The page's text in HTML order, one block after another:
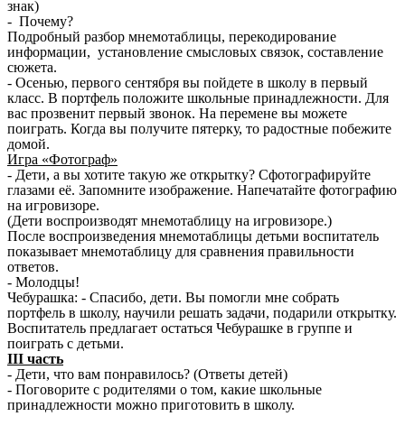
знак)
- Почему?
Подробный разбор мнемотаблицы, перекодирование
информации, установление смысловых связок, составление
сюжета.
- Осенью, первого сентября вы пойдете в школу в первый
класс. В портфель положите школьные принадлежности. Для
вас прозвенит первый звонок. На перемене вы можете
поиграть. Когда вы получите пятерку, то радостные побежите
домой.
Игра «Фотограф»
- Дети, а вы хотите такую же открытку? Сфотографируйте
глазами её. Запомните изображение. Напечатайте фотографию
на игровизоре.
(Дети воспроизводят мнемотаблицу на игровизоре.)
После воспроизведения мнемотаблицы детьми воспитатель
показывает мнемотаблицу для сравнения правильности
ответов.
- Молодцы!
Чебурашка: - Спасибо, дети. Вы помогли мне собрать
портфель в школу, научили решать задачи, подарили открытку.
Воспитатель предлагает остаться Чебурашке в группе и
поиграть с детьми.
ІІІ часть
- Дети, что вам понравилось? (Ответы детей)
- Поговорите с родителями о том, какие школьные
принадлежности можно приготовить в школу.